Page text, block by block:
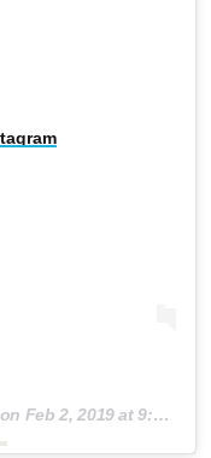
Feb 2, 2019 at 9:08pm PST